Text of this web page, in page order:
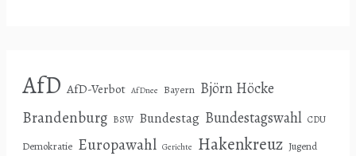
AfD AfD-Verbot AfDnee Bayern Björn Höcke
Brandenburg BSW Bundestag Bundestagswahl CDU
Demokratie Europawahl Gerichte Hakenkreuz Jugend